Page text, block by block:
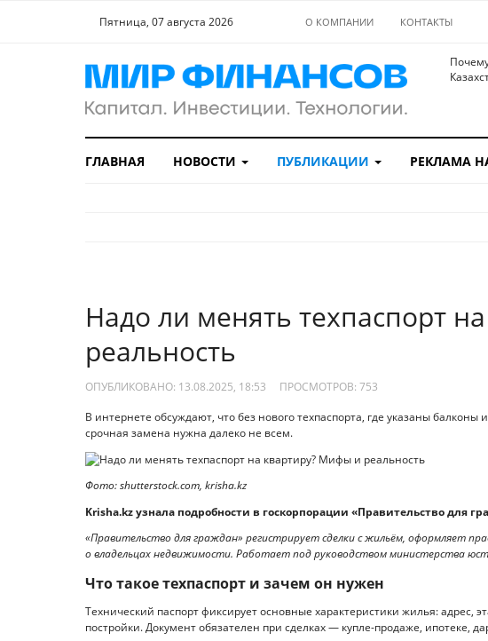
Пятница, 07 августа 2026 О КОМПАНИИ КОНТАКТЫ
ГЛАВНАЯ НОВОСТИ ПУБЛИКАЦИИ РЕКЛАМА
Надо ли менять техпаспорт
реальность
ОПУБЛИКОВАНО: 13.08.2025, 18:53 ПРОСМОТРОВ: 753
В интернете обсуждают, что без нового техпаспорта, где указаны
срочная замена нужна далеко не всем.
Фото: shutterstock.com, krisha.kz
Krisha.kz узнала подробности в госкорпорации «Правительство для
«Правительство для граждан» регистрирует сделки с жильём, оформляет
о владельцах недвижимости. Работает под руководством министерства
Что такое техпаспорт и зачем он нужен
Технический паспорт фиксирует основные характеристики жилья: адрес,
постройки. Документ обязателен при сделках — купле-продаже, ипотеке,